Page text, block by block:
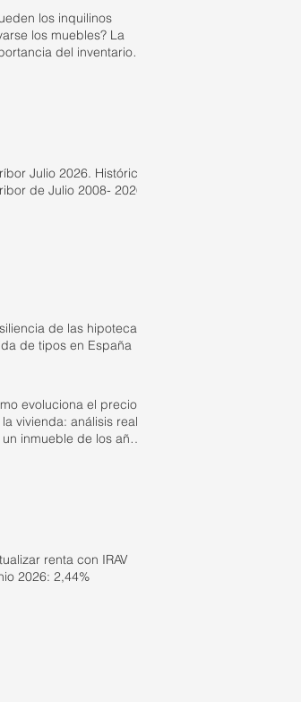
los inquilinos
los muebles? La
del inventario
Julio 2026. Histórico
de Julio 2008- 2026
de las hipotecas
de tipos en España
evoluciona el precio
vivienda: análisis real
inmueble de los años
renta con IRAV
2026: 2,44%